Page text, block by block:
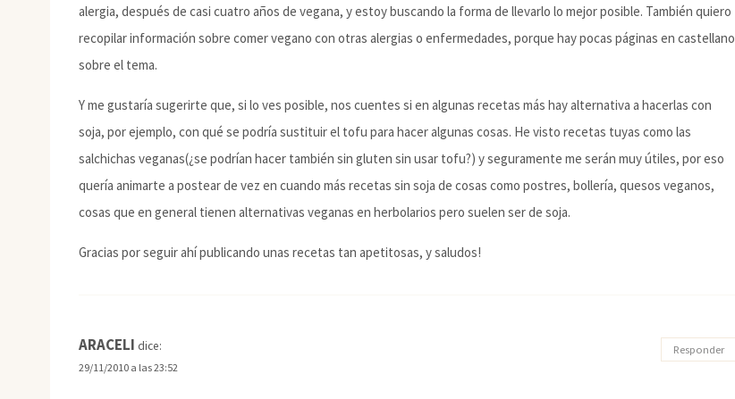
alergia, después de casi cuatro años de vegana, y estoy buscando la forma de llevarlo lo mejor posible. También quiero
recopilar información sobre comer vegano con otras alergias o enfermedades, porque hay pocas páginas en castellano
sobre el tema.
Y me gustaría sugerirte que, si lo ves posible, nos cuentes si en algunas recetas más hay alternativa a hacerlas con
soja, por ejemplo, con qué se podría sustituir el tofu para hacer algunas cosas. He visto recetas tuyas como las
salchichas veganas(¿se podrían hacer también sin gluten sin usar tofu?) y seguramente me serán muy útiles, por eso
quería animarte a postear de vez en cuando más recetas sin soja de cosas como postres, bollería, quesos veganos,
cosas que en general tienen alternativas veganas en herbolarios pero suelen ser de soja.
Gracias por seguir ahí publicando unas recetas tan apetitosas, y saludos!
ARACELI dice:
29/11/2010 a las 23:52
Responder